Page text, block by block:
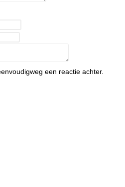
een reactie achter.